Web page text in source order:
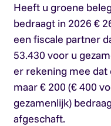
Heeft u groene
bedraagt in 2026 €
een fiscale partner
53.430 voor u
er rekening mee dat
maar € 200 (€ 400
gezamenlijk)
afgeschaft.